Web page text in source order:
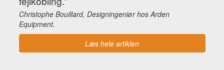
Christophe Bouillard, Designingeniør hos Arden
Equipment.
Læs hele artiklen